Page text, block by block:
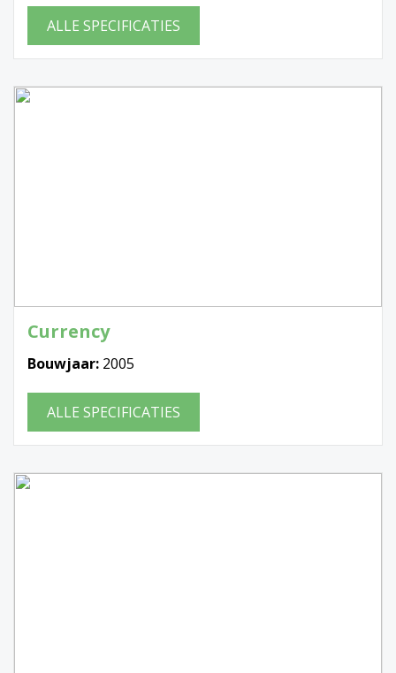
ALLE SPECIFICATIES
Currency
Bouwjaar: 2005
ALLE SPECIFICATIES